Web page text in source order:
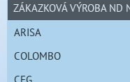
ZÁKAZKOVÁ VÝROBA ND
ARISA
COLOMBO
CFG